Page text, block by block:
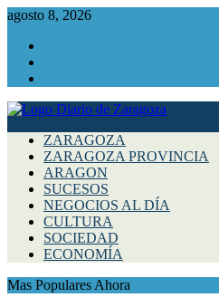
agosto 8, 2026
ZARAGOZA
ZARAGOZA PROVINCIA
ARAGON
SUCESOS
NEGOCIOS AL DÍA
CULTURA
SOCIEDAD
ECONOMÍA
Mas Populares Ahora